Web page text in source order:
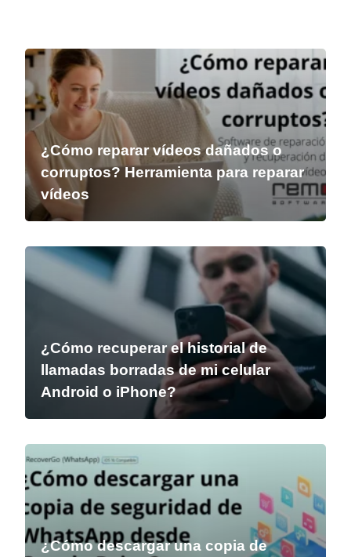
¿Cómo reparar vídeos dañados o
corruptos? Herramienta para reparar
vídeos
¿Cómo recuperar el historial de
llamadas borradas de mi celular
Android o iPhone?
¿Cómo descargar una copia de